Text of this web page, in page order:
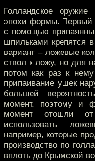
Голландское
эпохи формы. Первый
с помощью
шпильками крепятся
вариант – ложевые
ствол к ложу, но для
потом как раз к
припаивание ушек
большей
момент, поэтому и
момент отошли
использовать
например, которые
производство по
вплоть до Крымской